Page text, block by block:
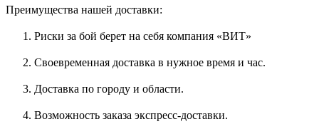
Преимущества нашей доставки:
Риски за бой берет на себя компания «ВИТ»
Своевременная доставка в нужное время и час.
Доставка по городу и области.
Возможность заказа экспресс-доставки.